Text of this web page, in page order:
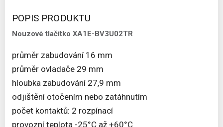
POPIS PRODUKTU
Nouzové tlačítko XA1E-BV3U02TR
průměr zabudování 16 mm
průměr ovladače 29 mm
hloubka zabudování 27,9 mm
odjištění otočením nebo zatáhnutím
počet kontaktů: 2 rozpínací
provozní teplota -25°C až +60°C